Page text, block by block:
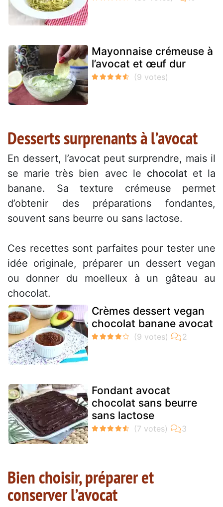
Mayonnaise crémeuse à
l’avocat et œuf dur
Desserts surprenants à l’avocat
En dessert, l’avocat peut surprendre, mais il
se marie très bien avec le chocolatet la
banane. Sa texture crémeuse permet
d’obtenir des préparations fondantes,
souvent sans beurre ou sans lactose.
Ces recettes sont parfaites pour tester une
idée originale, préparer un dessert vegan
ou donner du moelleux à un gâteau au
chocolat.
Crèmes dessert vegan
chocolat banane avocat
Fondant avocat
chocolat sans beurre
sans lactose
Bien choisir, préparer et
conserver l’avocat